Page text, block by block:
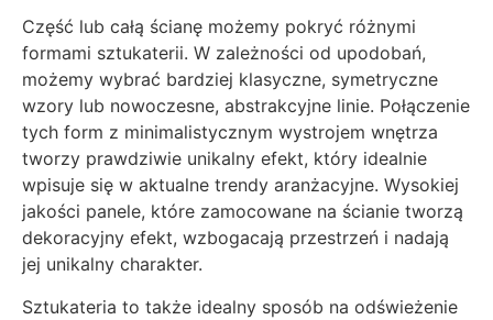
Część lub całą ścianę możemy pokryć różnymi
formami sztukaterii. W zależności od upodobań,
możemy wybrać bardziej klasyczne, symetryczne
wzory lub nowoczesne, abstrakcyjne linie. Połączenie
tych form z minimalistycznym wystrojem wnętrza
tworzy prawdziwie unikalny efekt, który idealnie
wpisuje się w aktualne trendy aranżacyjne. Wysokiej
jakości panele, które zamocowane na ścianie tworzą
dekoracyjny efekt, wzbogacają przestrzeń i nadają
jej unikalny charakter.
Sztukateria to także idealny sposób na odświeżenie